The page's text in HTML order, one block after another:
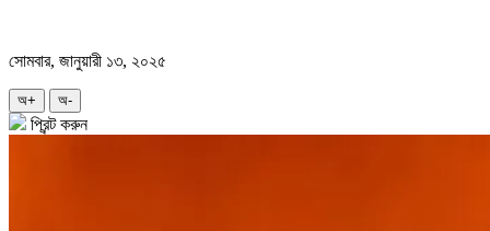
সোমবার, জানুয়ারী ১৩, ২০২৫
অ+ অ-
প্রিন্ট করুন